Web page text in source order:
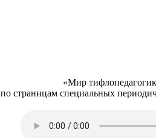
«Мир
по страницам специальных